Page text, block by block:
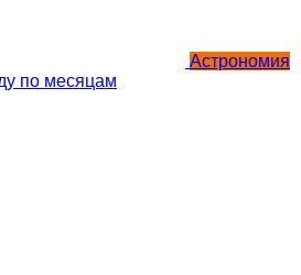
Астрономия
по месяцам